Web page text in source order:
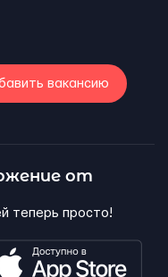
вакансию
от
теперь просто!